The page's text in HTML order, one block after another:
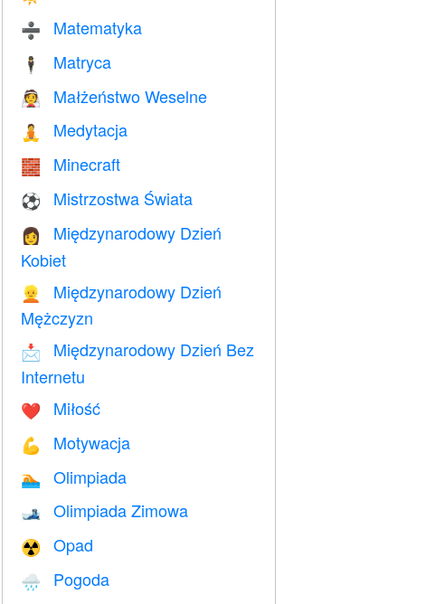
➗ Matematyka
🕴️ Matryca
👰 Małżeństwo Weselne
🧘 Medytacja
🧱 Minecraft
⚽ Mistrzostwa Świata
👩
Międzynarodowy Dzień
Kobiet
👱
Międzynarodowy Dzień
Mężczyzn
📩
Międzynarodowy Dzień Bez
Internetu
❤️️ Miłość
💪 Motywacja
🏊 Olimpiada
🎿 Olimpiada Zimowa
☢️ Opad
🌧
Pogoda